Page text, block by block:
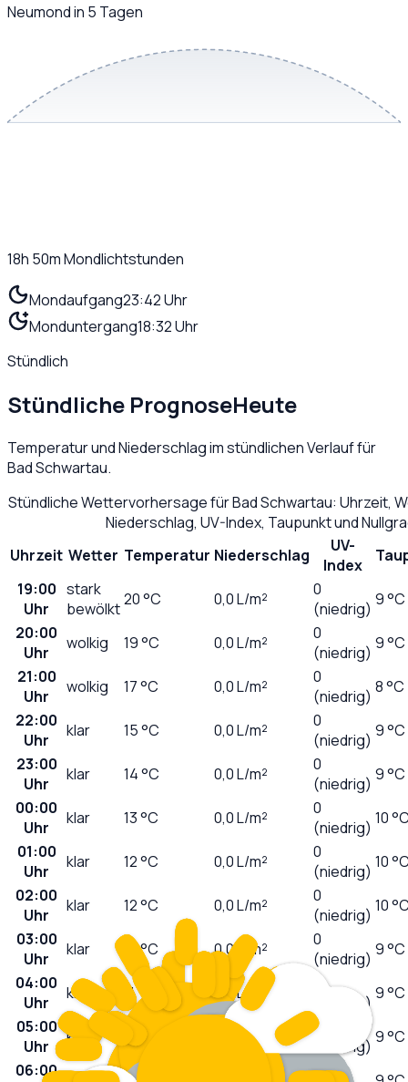
Neumond in 5 Tagen
18h 50mMondlichtstunden
Mondaufgang23:42 Uhr
Monduntergang18:32 Uhr
Stündlich
Stündliche PrognoseHeute
Temperatur und Niederschlag im stündlichen Verlauf für
Bad Schwartau.
Stündliche Wettervorhersage fürBad Schwartau: Uhrzeit,
Niederschlag, UV-Index, Taupunkt und
Uhrzeit Wetter Temperatur Niederschlag
UV-
Index
19:00
Uhr
stark
bewölkt20°C 0,0L/m²
0
(niedrig) 9 °C
20:00
Uhr
wolkig 19°C 0,0L/m²
0
(niedrig) 9 °C
21:00
Uhr
wolkig 17°C 0,0L/m²
0
(niedrig) 8 °C
22:00
Uhr
klar 15°C 0,0L/m²
0
(niedrig) 9 °C
23:00
Uhr
klar 14°C 0,0L/m²
0
(niedrig) 9 °C
00:00
Uhr
klar 13°C 0,0L/m²
0
(niedrig) 10
01:00
Uhr
klar 12°C 0,0L/m²
0
(niedrig) 10
02:00
Uhr
klar 12°C 0,0L/m²
0
(niedrig) 10
03:00
Uhr
klar °C 0,0 L/m²
0
(niedrig) 9 °C
04:00
Uhr
klar 11°C 0,0 L/m²
(niedrig) 9 °C
05:00
Uhr
klar °C L/m²
0
(niedrig) 9 °C
06:00
0